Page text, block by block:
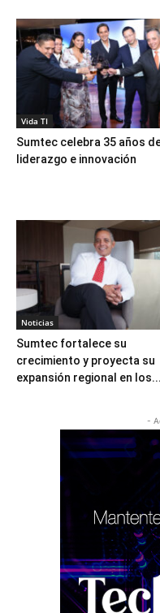
Vida TI
Sumtec celebra 35 años
liderazgo e innovación
Noticias
Sumtec fortalece su
crecimiento y proyecta su
expansión regional en los...
-